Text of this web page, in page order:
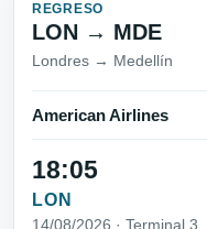
REGRESO
LON → MDE
Londres → Medellín
American Airlines
18:05
LON
14/08/2026 · Terminal 3